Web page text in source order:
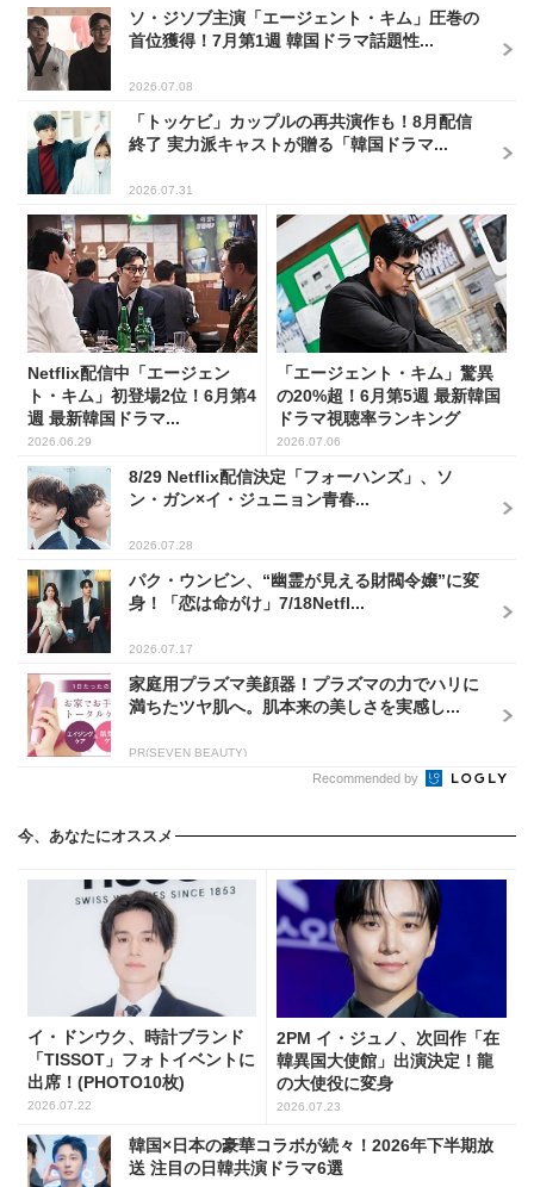
ソ・ジソブ主演「エージェント・キム」圧巻の
首位獲得！7月第1週 韓国ドラマ話題性...
2026.07.08
「トッケビ」カップルの再共演作も！8月配信
終了 実力派キャストが贈る「韓国ドラマ...
2026.07.31
Netflix配信中「エージェン
ト・キム」初登場2位！6月第4
週 最新韓国ドラマ...
2026.06.29
「エージェント・キム」驚異
の20%超！6月第5週 最新韓国
ドラマ視聴率ランキング
2026.07.06
8/29 Netflix配信決定「フォーハンズ」、ソ
ン・ガン×イ・ジュニョン青春...
2026.07.28
パク・ウンビン、“幽霊が見える財閥令嬢”に変
身！「恋は命がけ」7/18Netfl...
2026.07.17
家庭用プラズマ美顔器！プラズマの力でハリに
満ちたツヤ肌へ。肌本来の美しさを実感し...
PR(SEVEN BEAUTY)
Recommended by
今、あなたにオススメ
イ・ドンウク、時計ブランド
「TISSOT」フォトイベントに
出席！(PHOTO10枚)
2026.07.22
2PM イ・ジュノ、次回作「在
韓異国大使館」出演決定！龍
の大使役に変身
2026.07.23
韓国×日本の豪華コラボが続々！2026年下半期放
送 注目の日韓共演ドラマ6選